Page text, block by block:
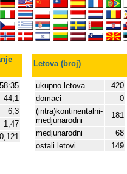
Letova (broj)
44,1
6,3
1,47
0,121
ukupno letova
420
domaci
0
(intra)kontinentalni-
medjunarodni
181
medjunarodni
68
ostali letovi
149